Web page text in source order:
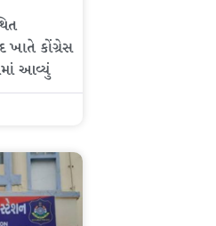
ખાતે કોંગ્રેસ
આવ્યું